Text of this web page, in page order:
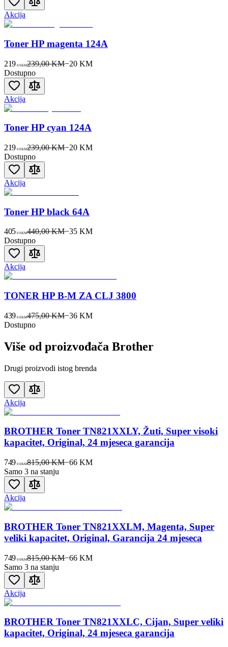
Akcija
Toner HP magenta 124A
219 00KM239,00 KM−20 KM
Dostupno
Akcija
Toner HP cyan 124A
219 00KM239,00 KM−20 KM
Dostupno
Akcija
Toner HP black 64A
405 00KM440,00 KM−35 KM
Dostupno
Akcija
TONER HP B-M ZA CLJ 3800
439 00KM475,00 KM−36 KM
Dostupno
Više od proizvođača Brother
Drugi proizvodi istog brenda
Akcija
BROTHER Toner TN821XXLY, Žuti, Super visoki
kapacitet, Original, 24 mjeseca garancija
749 00KM815,00 KM−66 KM
Samo 3 na stanju
Akcija
BROTHER Toner TN821XXLM, Magenta, Super
veliki kapacitet, Original, Garancija 24 mjeseca
749 00KM815,00 KM−66 KM
Samo 3 na stanju
Akcija
BROTHER Toner TN821XXLC, Cijan, Super veliki
kapacitet, Original, 24 mjeseca garancija